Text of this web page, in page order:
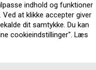
indhold og funktioner
at klikke accepter giver
dit samtykke. Du kan
cookieindstillinger". Læs